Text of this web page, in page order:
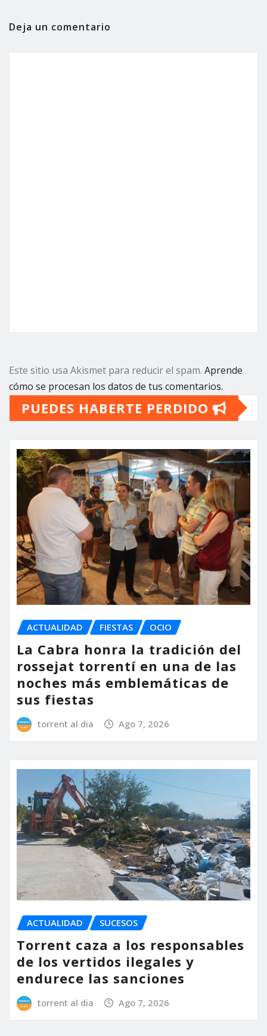
Deja un comentario
Este sitio usa Akismet para reducir el spam. Aprende
cómo se procesan los datos de tus comentarios.
PUEDES HABERTE PERDIDO
ACTUALIDAD FIESTAS OCIO
La Cabra honra la tradición del
rossejat torrentí en una de las
noches más emblemáticas de
sus fiestas
torrent al dia Ago 7, 2026
ACTUALIDAD SUCESOS
Torrent caza a los responsables
de los vertidos ilegales y
endurece las sanciones
torrent al dia Ago 7, 2026